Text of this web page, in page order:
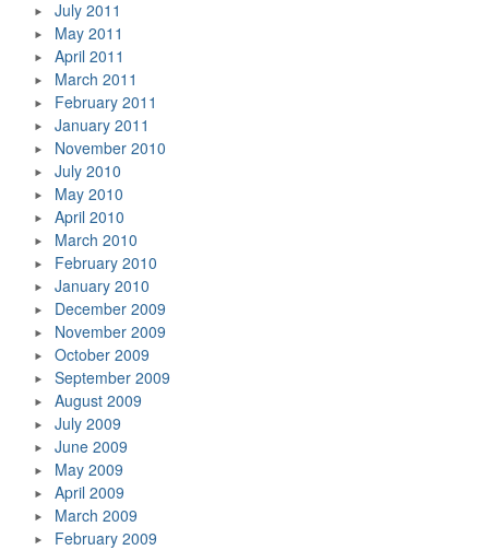
July 2011
May 2011
April 2011
March 2011
February 2011
January 2011
November 2010
July 2010
May 2010
April 2010
March 2010
February 2010
January 2010
December 2009
November 2009
October 2009
September 2009
August 2009
July 2009
June 2009
May 2009
April 2009
March 2009
February 2009